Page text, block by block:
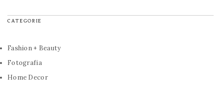
CATEGORIE
Fashion + Beauty
Fotografia
Home Decor